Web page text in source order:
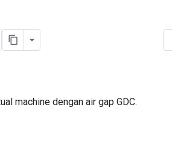
machine dengan air gap GDC.